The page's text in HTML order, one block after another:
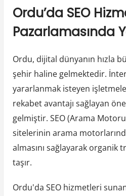
Ordu’da SEO
Pazarlamasında
Ordu, dijital dünyanın hızla
şehir haline gelmektedir.
yararlanmak isteyen
rekabet avantajı sağlayan
gelmiştir. SEO (Arama
sitelerinin arama
almasını sağlayarak organik
taşır.
Ordu'da SEO hizmetleri